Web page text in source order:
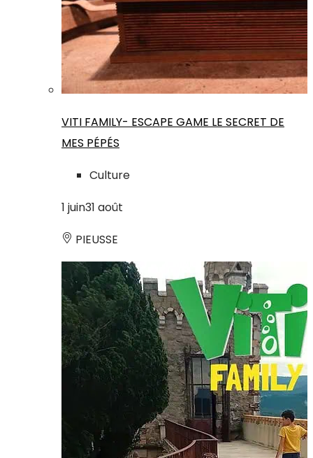
VITI FAMILY- ESCAPE GAME LE SECRET DE
MES PÉPÉS
Culture
1 juin31 août
PIEUSSE